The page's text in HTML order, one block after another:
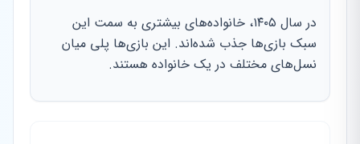
در سال ۱۴۰۵، خانواده‌های بیشتری به سمت این
سبک بازی‌ها جذب شده‌اند. این بازی‌ها پلی میان
نسل‌های مختلف در یک خانواده هستند.